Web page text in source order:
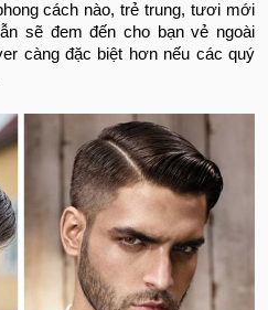
cách nào, trẻ trung, tươi mới
sẽ đem đến cho bạn vẻ ngoài
càng đặc biệt hơn nếu các quý